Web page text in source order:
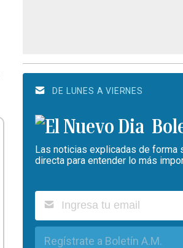
DE LUNES A VIERNES
Las noticias explicadas de forma
directa para entender lo más
Regístrate a Boletín A.M.